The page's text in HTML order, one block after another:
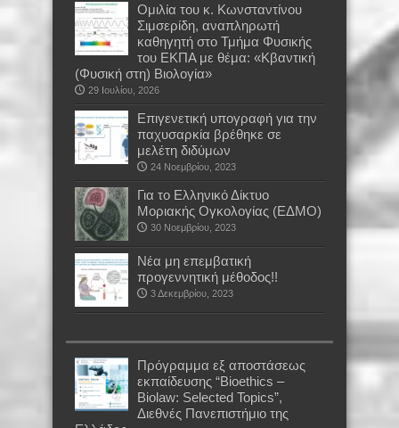
Oμιλία του κ. Κωνσταντίνου
Σιμσερίδη, αναπληρωτή
καθηγητή στο Τμήμα Φυσικής
του ΕΚΠΑ με θέμα: «Κβαντική
(Φυσική στη) Βιολογία»
29 Ιουλίου, 2026
Επιγενετική υπογραφή για την
παχυσαρκία βρέθηκε σε
μελέτη διδύμων
24 Νοεμβρίου, 2023
Για το Ελληνικό Δίκτυο
Μοριακής Ογκολογίας (ΕΔΜΟ)
30 Νοεμβρίου, 2023
Νέα μη επεμβατική
προγεννητική μέθοδος!!
3 Δεκεμβρίου, 2023
Πρόγραμμα εξ αποστάσεως
εκπαίδευσης “Bioethics –
Biolaw: Selected Topics”,
Διεθνές Πανεπιστήμιο της